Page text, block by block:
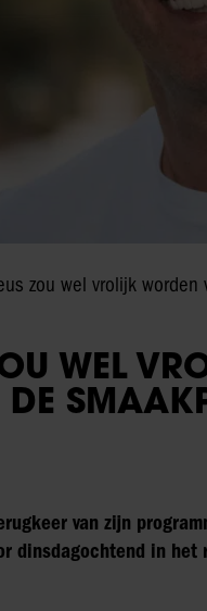
zou wel vrolijk
WEL
van zijn
dinsdagochtend in het